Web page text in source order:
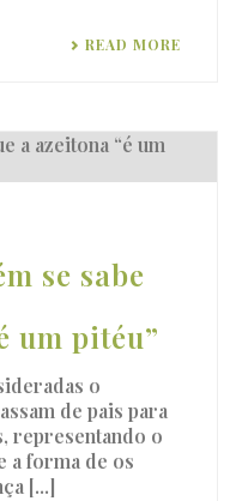
READ MORE
se sabe
um pitéu”
o
de pais para
representando o
a forma de os
[...]